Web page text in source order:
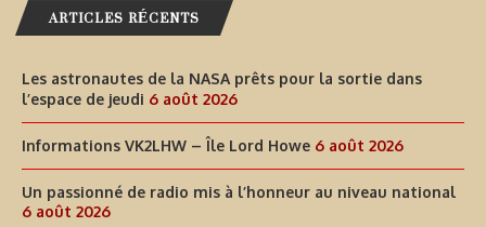
ARTICLES RÉCENTS
Les astronautes de la NASA prêts pour la sortie dans
l’espace de jeudi 6 août 2026
Informations VK2LHW – Île Lord Howe 6 août 2026
Un passionné de radio mis à l’honneur au niveau national
6 août 2026